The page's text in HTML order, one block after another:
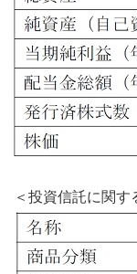
＜投資信託に関す